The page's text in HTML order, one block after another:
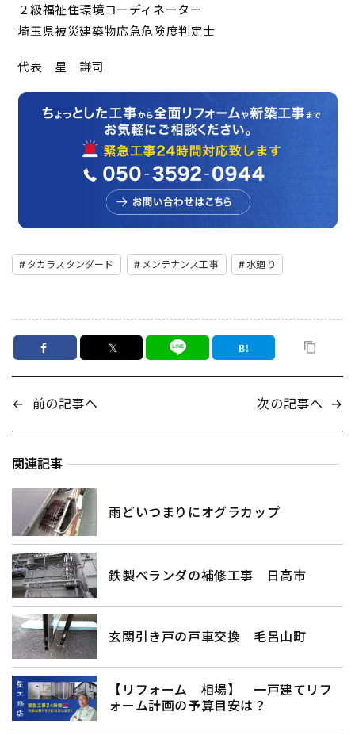
２級福祉住環境コーディネーター
埼玉県被災建築物応急危険度判定士
代表 星 謙司
タカラスタンダード メンテナンス工事 水廻り
𝕏
← 前の記事へ 次の記事へ →
関連記事
雨どいつまりにオグラカップ
鉄製ベランダの補修工事 日高市
玄関引き戸の戸車交換 毛呂山町
【リフォーム 相場】 一戸建てリフ
ォーム計画の予算目安は？